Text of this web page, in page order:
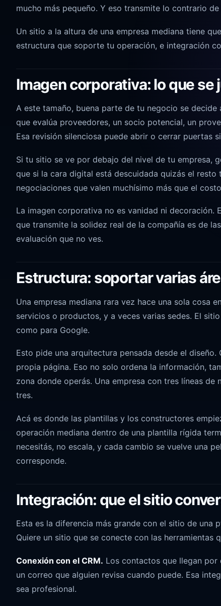
mucho más pequeño. Y eso transmite lo contrario
Un sitio a la altura de una empresa mediana tiene
estructura que soporte tu operación, e integración
Imagen corporativa: lo que se
A este tamaño, buena parte de tu negocio se
que evalúa proveedores, un socio potencial, un
Esa revisión silenciosa puede abrir o cerrar puertas
Si tu sitio se ve por debajo del nivel de tu empresa,
que si la cara digital está descuidada quizás el
negociaciones que valen muchísimo más que el
La imagen corporativa no es vanidad ni decoración.
que transmite la solidez real de la compañía es de
evaluación que no ves.
Estructura: soportar varias
Una empresa mediana rara vez hace una sola cosa
servicios o productos, y a veces varias sedes. El
como para Google.
Esto pide una arquitectura pensada desde el
propia página. Eso no solo ordena la información,
zona donde operás. Una empresa con tres líneas
tres.
Acá es donde las plantillas y los constructores
operación mediana dentro de una plantilla rígida
necesitás, no escala, y cada cambio se vuelve una
corresponde.
Integración: que el sitio
Esta es la diferencia más grande con el sitio de una
Quiere un sitio que se conecte con las herramientas
Conexión con el CRM. Los contactos que llegan por
un correo que alguien revisa cuando puede. Esa
sea profesional.